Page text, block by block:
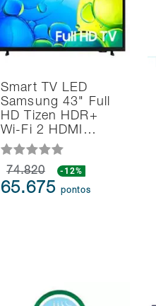
Smart TV LED
Samsung 43" Full
HD Tizen HDR+
Wi-Fi 2 HDMI…
74.820 -12%
65.675pontos